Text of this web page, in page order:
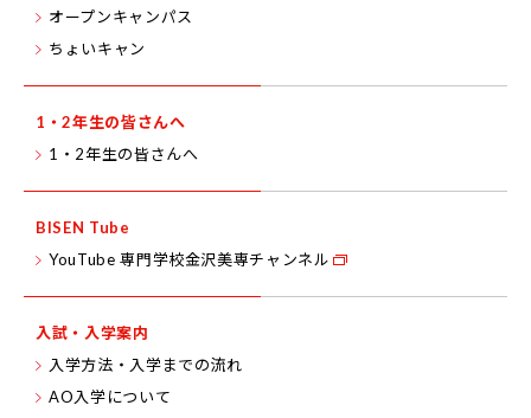
オープンキャンパス
ちょいキャン
1・2年生の皆さんへ
1・2年生の皆さんへ
BISEN Tube
YouTube 専門学校金沢美専チャンネル
入試・入学案内
入学方法・入学までの流れ
AO入学について